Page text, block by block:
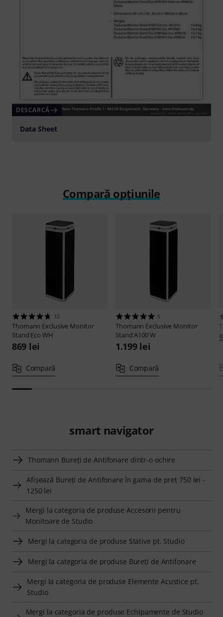
DESCARCĂ
Data Sheet
Compară opțiunile
12
Thomann Exclusive Monitor
Stand Eco WH
869 lei
Compară
5
Thomann Exclusive Monitor
Stand A100 W
1.199 lei
Compară
smart navigator
Thomann Bureţi de Antifonare dintr-o ochire
Afişează Bureţi de Antifonare în gama de preţ 750 lei -
1250 lei
Mergi la categoria de produse Accesorii pentru
Monitoare de Studio
Mergi la categoria de produse Stative pt. Studio
Mergi la categoria de produse Bureţi de Antifonare
Mergi la categoria de produse Elemente Acustice pt.
Studio
Mergi la categoria de produse Echipamente de Studio